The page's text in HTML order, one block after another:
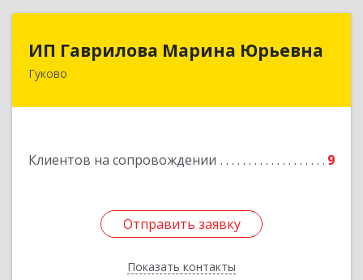
ИП Гаврилова Марина Юрьевна
Гуково
Клиентов на сопровождении 9
Отправить заявку
Показать контакты
Отправить заявку
Назад